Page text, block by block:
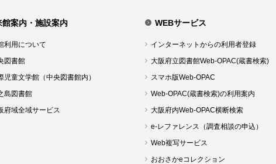
館案内・施設案内
利用について
図書館
児童文学館（中央図書館内）
島図書館
府域全域サービス
WEBサービス
インターネットからの利用者登録
大阪府立図書館Web-OPAC(蔵書検索)
スマホ版Web-OPAC
Web-OPAC(蔵書検索)の利用案内
大阪府内Web-OPAC横断検索
e-レファレンス（調査相談の申込）
Web複写サービス
おおさかeコレクション